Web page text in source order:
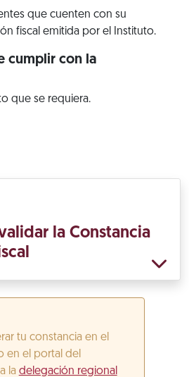
que cuenten con su
fiscal emitida por el Instituto.
cumplir con la
que se requiera.
la Constancia
tu constancia en el
en el portal del
la delegación regional